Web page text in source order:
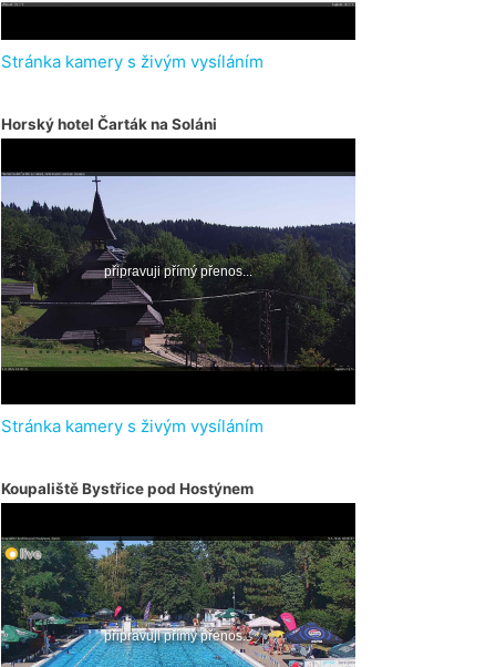
Stránka kamery s živým vysíláním
Horský hotel Čarták na Soláni
Stránka kamery s živým vysíláním
Koupaliště Bystřice pod Hostýnem